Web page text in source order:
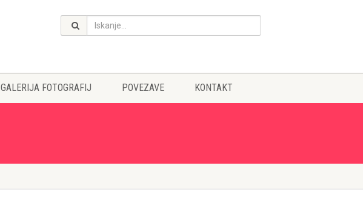
GALERIJA FOTOGRAFIJ POVEZAVE KONTAKT